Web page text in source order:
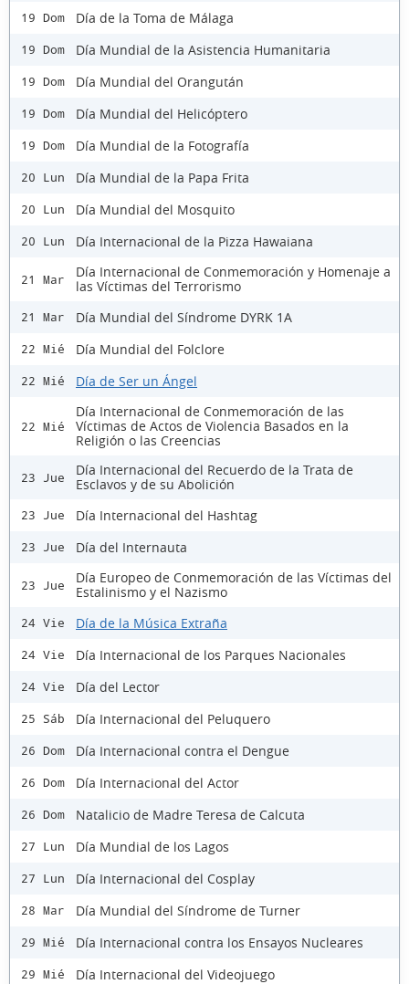
19 Dom Día de la Toma de Málaga
19 Dom Día Mundial de la Asistencia Humanitaria
19 Dom Día Mundial del Orangután
19 Dom Día Mundial del Helicóptero
19 Dom Día Mundial de la Fotografía
20 Lun Día Mundial de la Papa Frita
20 Lun Día Mundial del Mosquito
20 Lun Día Internacional de la Pizza Hawaiana
21 Mar
Día Internacional de Conmemoración y Homenaje a
las Víctimas del Terrorismo
21 Mar Día Mundial del Síndrome DYRK 1A
22 Mié Día Mundial del Folclore
22 Mié Día de Ser un Ángel
22 Mié
Día Internacional de Conmemoración de las
Víctimas de Actos de Violencia Basados en la
Religión o las Creencias
23 Jue
Día Internacional del Recuerdo de la Trata de
Esclavos y de su Abolición
23 Jue Día Internacional del Hashtag
23 Jue Día del Internauta
23 Jue
Día Europeo de Conmemoración de las Víctimas del
Estalinismo y el Nazismo
24 Vie Día de la Música Extraña
24 Vie Día Internacional de los Parques Nacionales
24 Vie Día del Lector
25 Sáb Día Internacional del Peluquero
26 Dom Día Internacional contra el Dengue
26 Dom Día Internacional del Actor
26 Dom Natalicio de Madre Teresa de Calcuta
27 Lun Día Mundial de los Lagos
27 Lun Día Internacional del Cosplay
28 Mar Día Mundial del Síndrome de Turner
29 Mié Día Internacional contra los Ensayos Nucleares
29 Mié Día Internacional del Videojuego